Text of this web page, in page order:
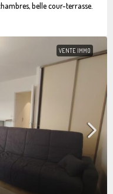
belle cour-terrasse.
VENTE IMMO